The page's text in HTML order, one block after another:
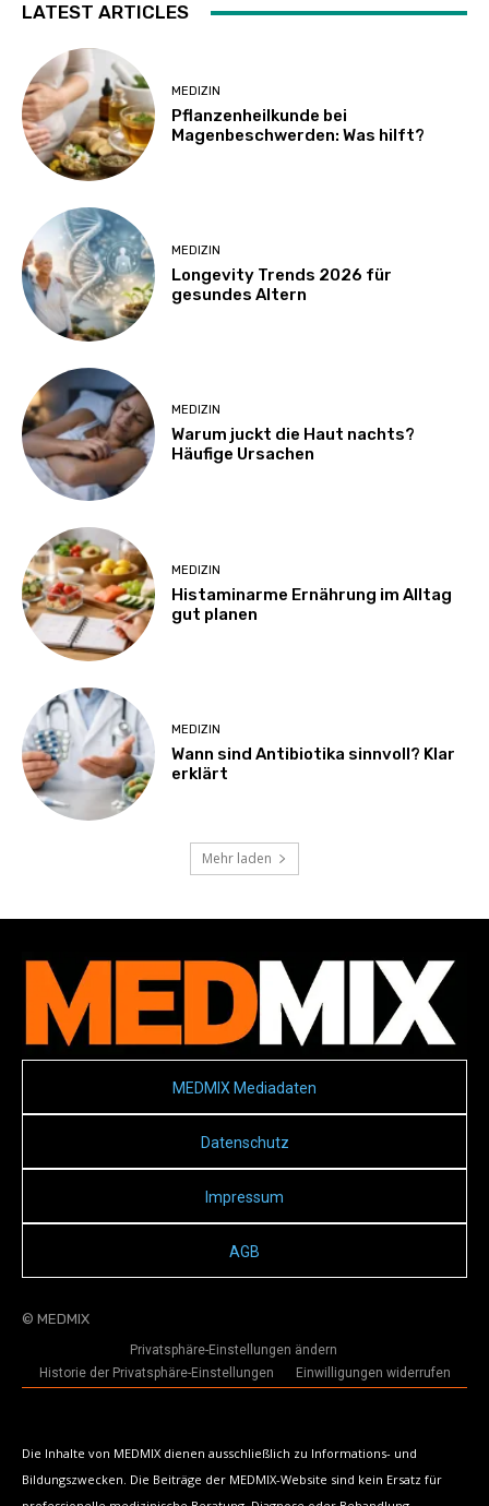
LATEST ARTICLES
MEDIZIN
Pflanzenheilkunde bei
Magenbeschwerden: Was hilft?
MEDIZIN
Longevity Trends 2026 für
gesundes Altern
MEDIZIN
Warum juckt die Haut nachts?
Häufige Ursachen
MEDIZIN
Histaminarme Ernährung im Alltag
gut planen
MEDIZIN
Wann sind Antibiotika sinnvoll? Klar
erklärt
Mehr laden
MEDMIX Mediadaten
Datenschutz
Impressum
AGB
© MEDMIX
Privatsphäre-Einstellungen ändern
Historie der Privatsphäre-Einstellungen
Einwilligungen widerrufen
Die Inhalte von MEDMIX dienen ausschließlich zu Informations- und
Bildungszwecken. Die Beiträge der MEDMIX-Website sind kein Ersatz für